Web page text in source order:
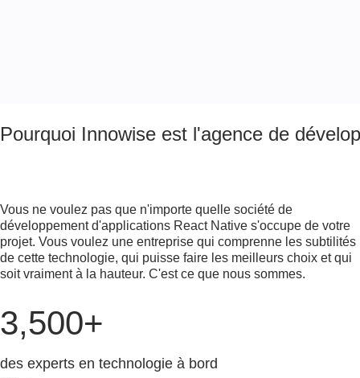
Pourquoi Innowise est l'agence de
Vous ne voulez pas que n'importe quelle société de
développement d'applications React Native s'occupe de votre
projet. Vous voulez une entreprise qui comprenne les subtilités
de cette technologie, qui puisse faire les meilleurs choix et qui
soit vraiment à la hauteur. C'est ce que nous sommes.
3,500+
des experts en technologie à bord